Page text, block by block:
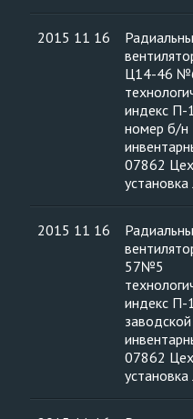
2015 11 16
Ц14-46
индекс П-
номер б/н
07862
2015 11 16
57№5
индекс П-
07862